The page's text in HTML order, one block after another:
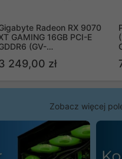
Radeon RX 9070
GAMING 16GB PCI-E
(GV-
249,00 zł
Zobacz więcej